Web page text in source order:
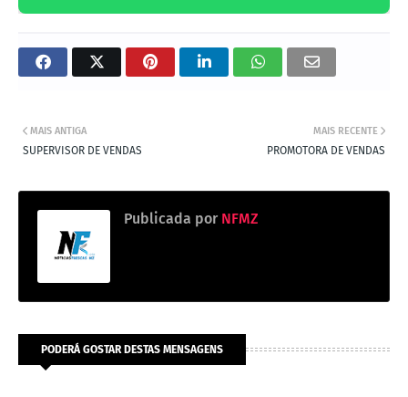
MAIS RECENTE
PROMOTORA DE VENDAS
MAIS ANTIGA
SUPERVISOR DE VENDAS
Publicada por NFMZ
PODERÁ GOSTAR DESTAS MENSAGENS